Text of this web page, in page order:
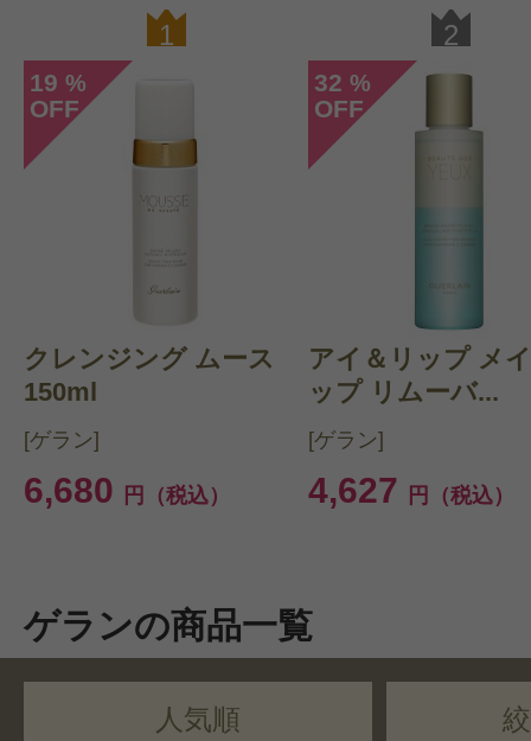
1
19 %
OFF
クレンジング ムース
150ml
[ゲラン]
6,680 円（税込）
2
32 %
OFF
アイ＆リップ メ
ップ リムーバ...
[ゲラン]
4,627 円（税込）
ゲランの商品一覧
人気順